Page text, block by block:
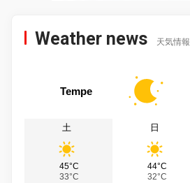
Weather news 天気情報
Tempe
土
45°C
33°C
日
44°C
32°C